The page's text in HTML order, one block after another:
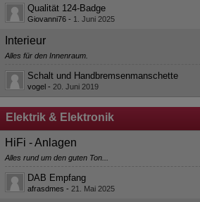
Qualität 124-Badge
Giovanni76 - 1. Juni 2025
Interieur
Alles für den Innenraum.
Schalt und Handbremsenmanschette
vogel - 20. Juni 2019
Elektrik & Elektronik
HiFi - Anlagen
Alles rund um den guten Ton...
DAB Empfang
afrasdmes - 21. Mai 2025